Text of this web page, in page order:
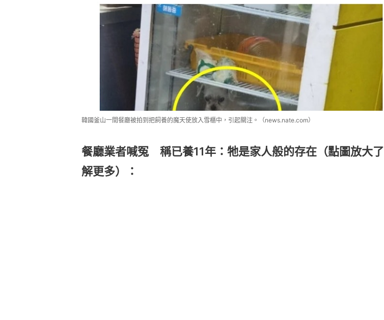
韓國釜山一間餐廳被拍到把飼養的魔天使放入雪櫃中，引起關注。（news.nate.com）
餐廳業者喊冤 稱已養11年：牠是家人般的存在（點圖放大了
解更多）：